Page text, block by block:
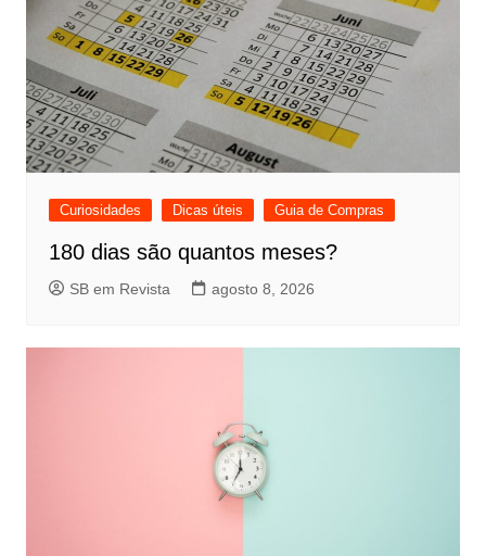
Curiosidades Dicas úteis Guia de Compras
180 dias são quantos meses?
SB em Revista agosto 8, 2026